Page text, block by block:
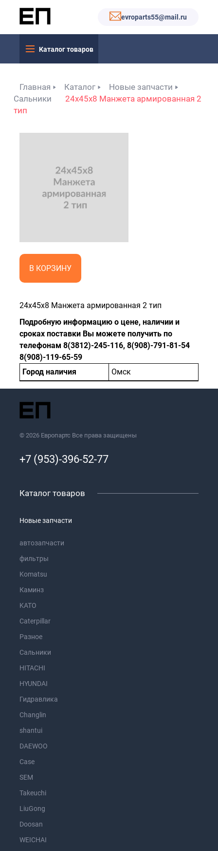
evroparts55@mail.ru
Каталог товаров
Главная Каталог
Новые запчасти
Сальники
24x45x8 Манжета армированная 2
тип
В КОРЗИНУ
24x45x8 Манжета армированная 2 тип
Подробную информацию о цене, наличии и
сроках поставки Вы можете получить по
телефонам 8(3812)-245-116, 8(908)-791-81-54
8(908)-119-65-59
Город наличия
Омск
© 2026 Европартс Все права защищены
+7 (953)-396-52-77
Каталог товаров
Новые запчасти
автозапчасти
фильтры
Komatsu
Каминз
KATO
Caterpillar
Разное
Сальники
HITACHI
HYUNDAI
Гидравлика
Changlin
shantui
DAEWOO
Case
SEM
Takeuchi
LiuGong
Doosan
WEICHAI